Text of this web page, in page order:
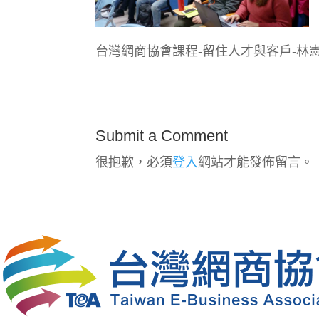
台灣網商協會課程-留住人才與客戶-林
Submit a Comment
很抱歉，必須登入 網站才能發佈留言。